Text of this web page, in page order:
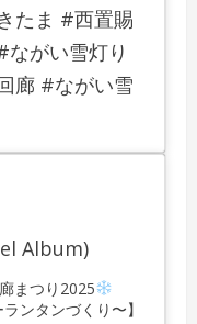
たま #西置賜
がい雪灯り
廊 #ながい雪
まつり2025
ンタンづくり〜】